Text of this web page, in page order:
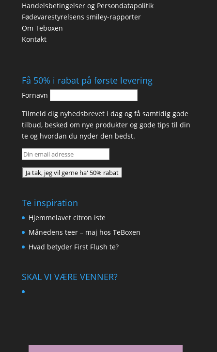
Handelsbetingelser og Persondatapolitik
Fødevarestyrelsens smiley-rapporter
Om Teboxen
Kontakt
Få 50% i rabat på første levering
Fornavn
Tilmeld dig nyhedsbrevet i dag og få samtidig gode
tilbud, besked om nye produkter og gode tips til din
te og hvordan du nyder den bedst.
Te inspiration
Hjemmelavet citron iste
Månedens teer – maj hos TeBoxen
Hvad betyder First Flush te?
SKAL VI VÆRE VENNER?